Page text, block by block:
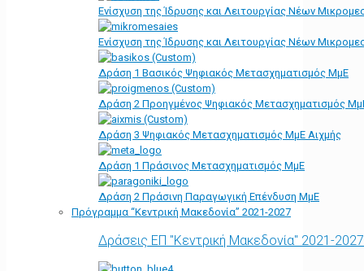
Ενίσχυση της Ίδρυσης και Λειτουργίας Νέων
Ενίσχυση της Ίδρυσης και Λειτουργίας Νέων
Δράση 1 Βασικός Ψηφιακός Μετασχηματισμός ΜμΕ
Δράση 2 Προηγμένος Ψηφιακός Μετασχηματισμός
Δράση 3 Ψηφιακός Μετασχηματισμός ΜμΕ Αιχμής
Δράση 1 Πράσινος Μετασχηματισμός ΜμΕ
Δράση 2 Πράσινη Παραγωγική Επένδυση ΜμΕ
Πρόγραμμα “Κεντρική Μακεδονία” 2021-2027
Δράσεις ΕΠ "Κεντρική Μακεδονία" 2021-2027